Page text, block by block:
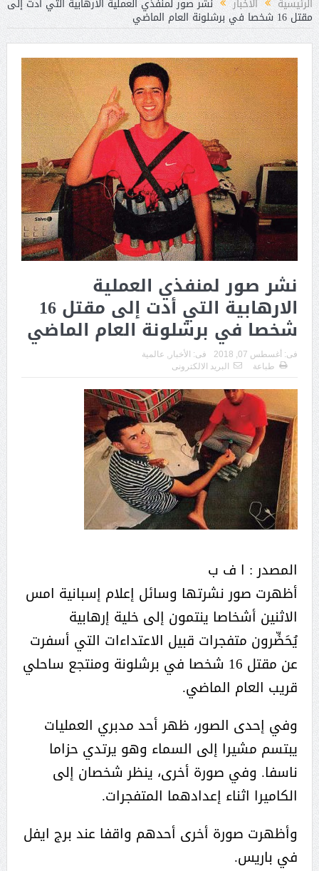
مقتل 16 شخصا في برشلونة العام الماضي
نشر صور لمنفذي العملية
الارهابية التي أدت إلى مقتل 16
شخصا في برشلونة العام الماضي
فى: أغسطس 07, 2018 فى: الأخبار , عالمية
طباعة
البريد الالكترونى
المصدر : ا ف ب
أظهرت صور نشرتها وسائل إعلام إسبانية امس
الاثنين أشخاصا ينتمون إلى خلية إرهابية
يُحَضِّرون متفجرات قبيل الاعتداءات التي أسفرت
عن مقتل 16 شخصا في برشلونة ومنتجع ساحلي
قريب العام الماضي.
وفي إحدى الصور، ظهر أحد مدبري العمليات
يبتسم مشيرا إلى السماء وهو يرتدي حزاما
ناسفا. وفي صورة أخرى، ينظر شخصان إلى
الكاميرا اثناء إعدادهما المتفجرات.
وأظهرت صورة أخرى أحدهم واقفا عند برج ايفل
في باريس.